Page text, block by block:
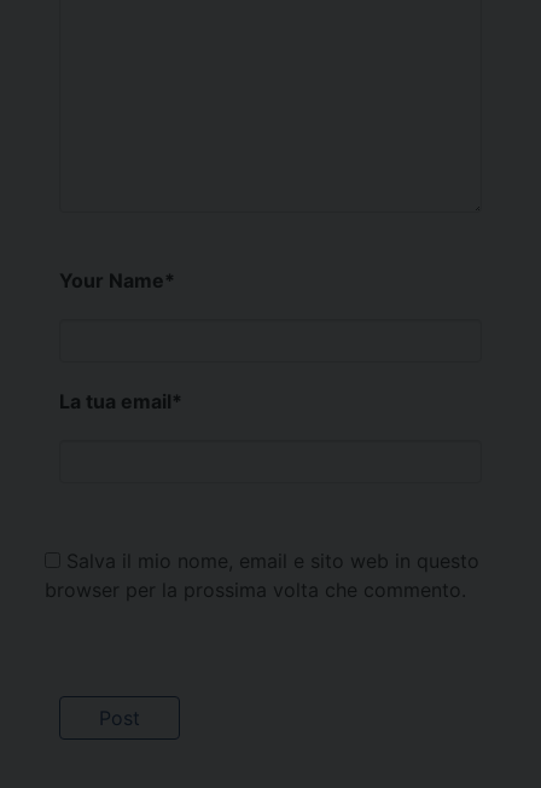
Your Name*
La tua email*
Salva il mio nome, email e sito web in questo
browser per la prossima volta che commento.